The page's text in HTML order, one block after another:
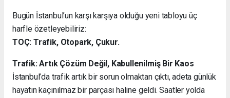
Bugün İstanbul’un karşı karşıya olduğu yeni tabloyu üç
harfle özetleyebiliriz:
TOÇ: Trafik, Otopark, Çukur.
Trafik: Artık Çözüm Değil, Kabullenilmiş Bir Kaos
İstanbul’da trafik artık bir sorun olmaktan çıktı, adeta günlük
hayatın kaçınılmaz bir parçası haline geldi. Saatler yolda